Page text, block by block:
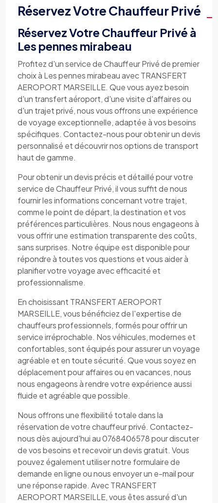
Réservez Votre Chauffeur Privé
Réservez Votre Chauffeur Privé à
Les pennes mirabeau
Profitez d'un service de Chauffeur Privé de premier
choix à Les pennes mirabeau avec TRANSFERT
AEROPORT MARSEILLE. Que vous ayez besoin
d'un transfert aéroport, d'une visite d'affaires ou
d'un trajet privé, nous vous offrons une expérience
de voyage exceptionnelle, adaptée à vos besoins
spécifiques. Contactez-nous pour obtenir un devis
personnalisé et découvrir nos options de transport
haut de gamme.
Pour obtenir un devis précis et détaillé pour votre
service de Chauffeur Privé, il vous suffit de nous
fournir les informations concernant votre trajet,
comme le point de départ, la destination et vos
préférences particulières. Nous nous engageons à
vous offrir une estimation transparente des coûts,
sans surprises. Notre équipe est disponible pour
répondre à toutes vos questions et vous aider à
planifier votre voyage avec efficacité et
professionnalisme.
En choisissant TRANSFERT AEROPORT
MARSEILLE, vous bénéficiez de l'expertise de
chauffeurs professionnels, formés pour offrir un
service irréprochable. Nos véhicules, modernes et
confortables, sont équipés pour assurer un voyage
agréable et en toute sécurité. Que vous soyez en
déplacement pour affaires ou en vacances, nous
nous engageons à rendre votre expérience aussi
fluide et agréable que possible.
Nous offrons une flexibilité totale dans la
réservation de votre chauffeur privé. Contactez-
nous dès aujourd'hui au 0768406578 pour discuter
de vos besoins et recevoir un devis gratuit. Vous
pouvez également utiliser notre formulaire de
demande en ligne ou nous envoyer un e-mail pour
une réponse rapide. Avec TRANSFERT
AEROPORT MARSEILLE, vous êtes assuré d'un